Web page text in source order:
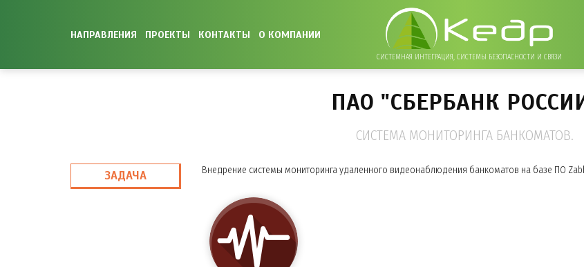
НАПРАВЛЕНИЯ ПРОЕКТЫ КОНТАКТЫ О КОМПАНИИ
СИСТЕМНАЯ ИНТЕГРАЦИЯ, СИСТЕМЫ БЕЗОПАСНОСТИ И СВЯЗИ
ПАО "СБЕРБАНК
СИСТЕМА МОНИТОРИНГА БАНКОМАТОВ.
ЗАДАЧА Внедрение системы мониторинга удаленного видеонаблюдения банкоматов на базе ПО